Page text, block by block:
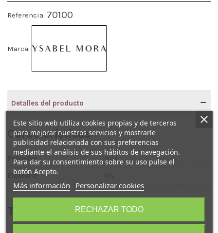
Referencia: 70100
Marca:
Detalles del producto
Características
Poliéster
92%
Elastano
También te puede interesar
Este sitio web utiliza cookies propias y de terceros
para mejorar nuestros servicios y mostrarle
publicidad relacionada con sus preferencias
mediante el análisis de sus hábitos de navegación.
Para dar su consentimiento sobre su uso pulse el
botón Acepto.
Más información Personalizar cookies
RECHAZAR TODO